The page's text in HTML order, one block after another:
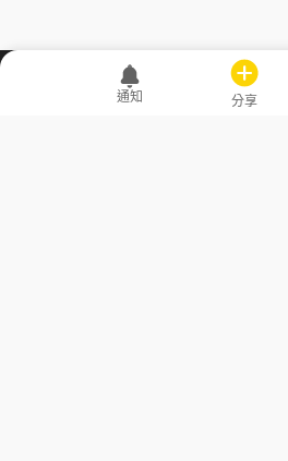
職場透明化運動
通知 分享